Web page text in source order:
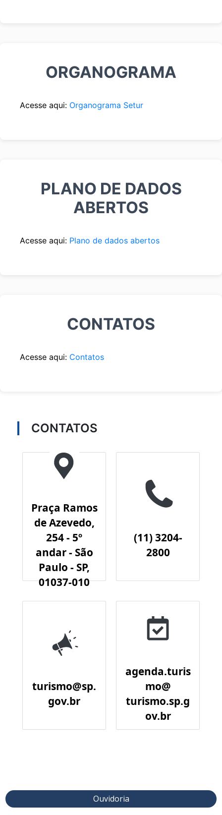
ORGANOGRAMA
Acesse aqui: Organograma Setur
PLANO DE DADOS
ABERTOS
Acesse aqui: Plano de dados abertos
CONTATOS
Acesse aqui: Contatos
CONTATOS
Praça Ramos
de Azevedo,
254 - 5º
andar - São
Paulo - SP,
01037-010
(11) 3204-
2800
turismo@sp.
gov.br
agenda.turis
mo@
turismo.sp.g
ov.br
Ouvidoria